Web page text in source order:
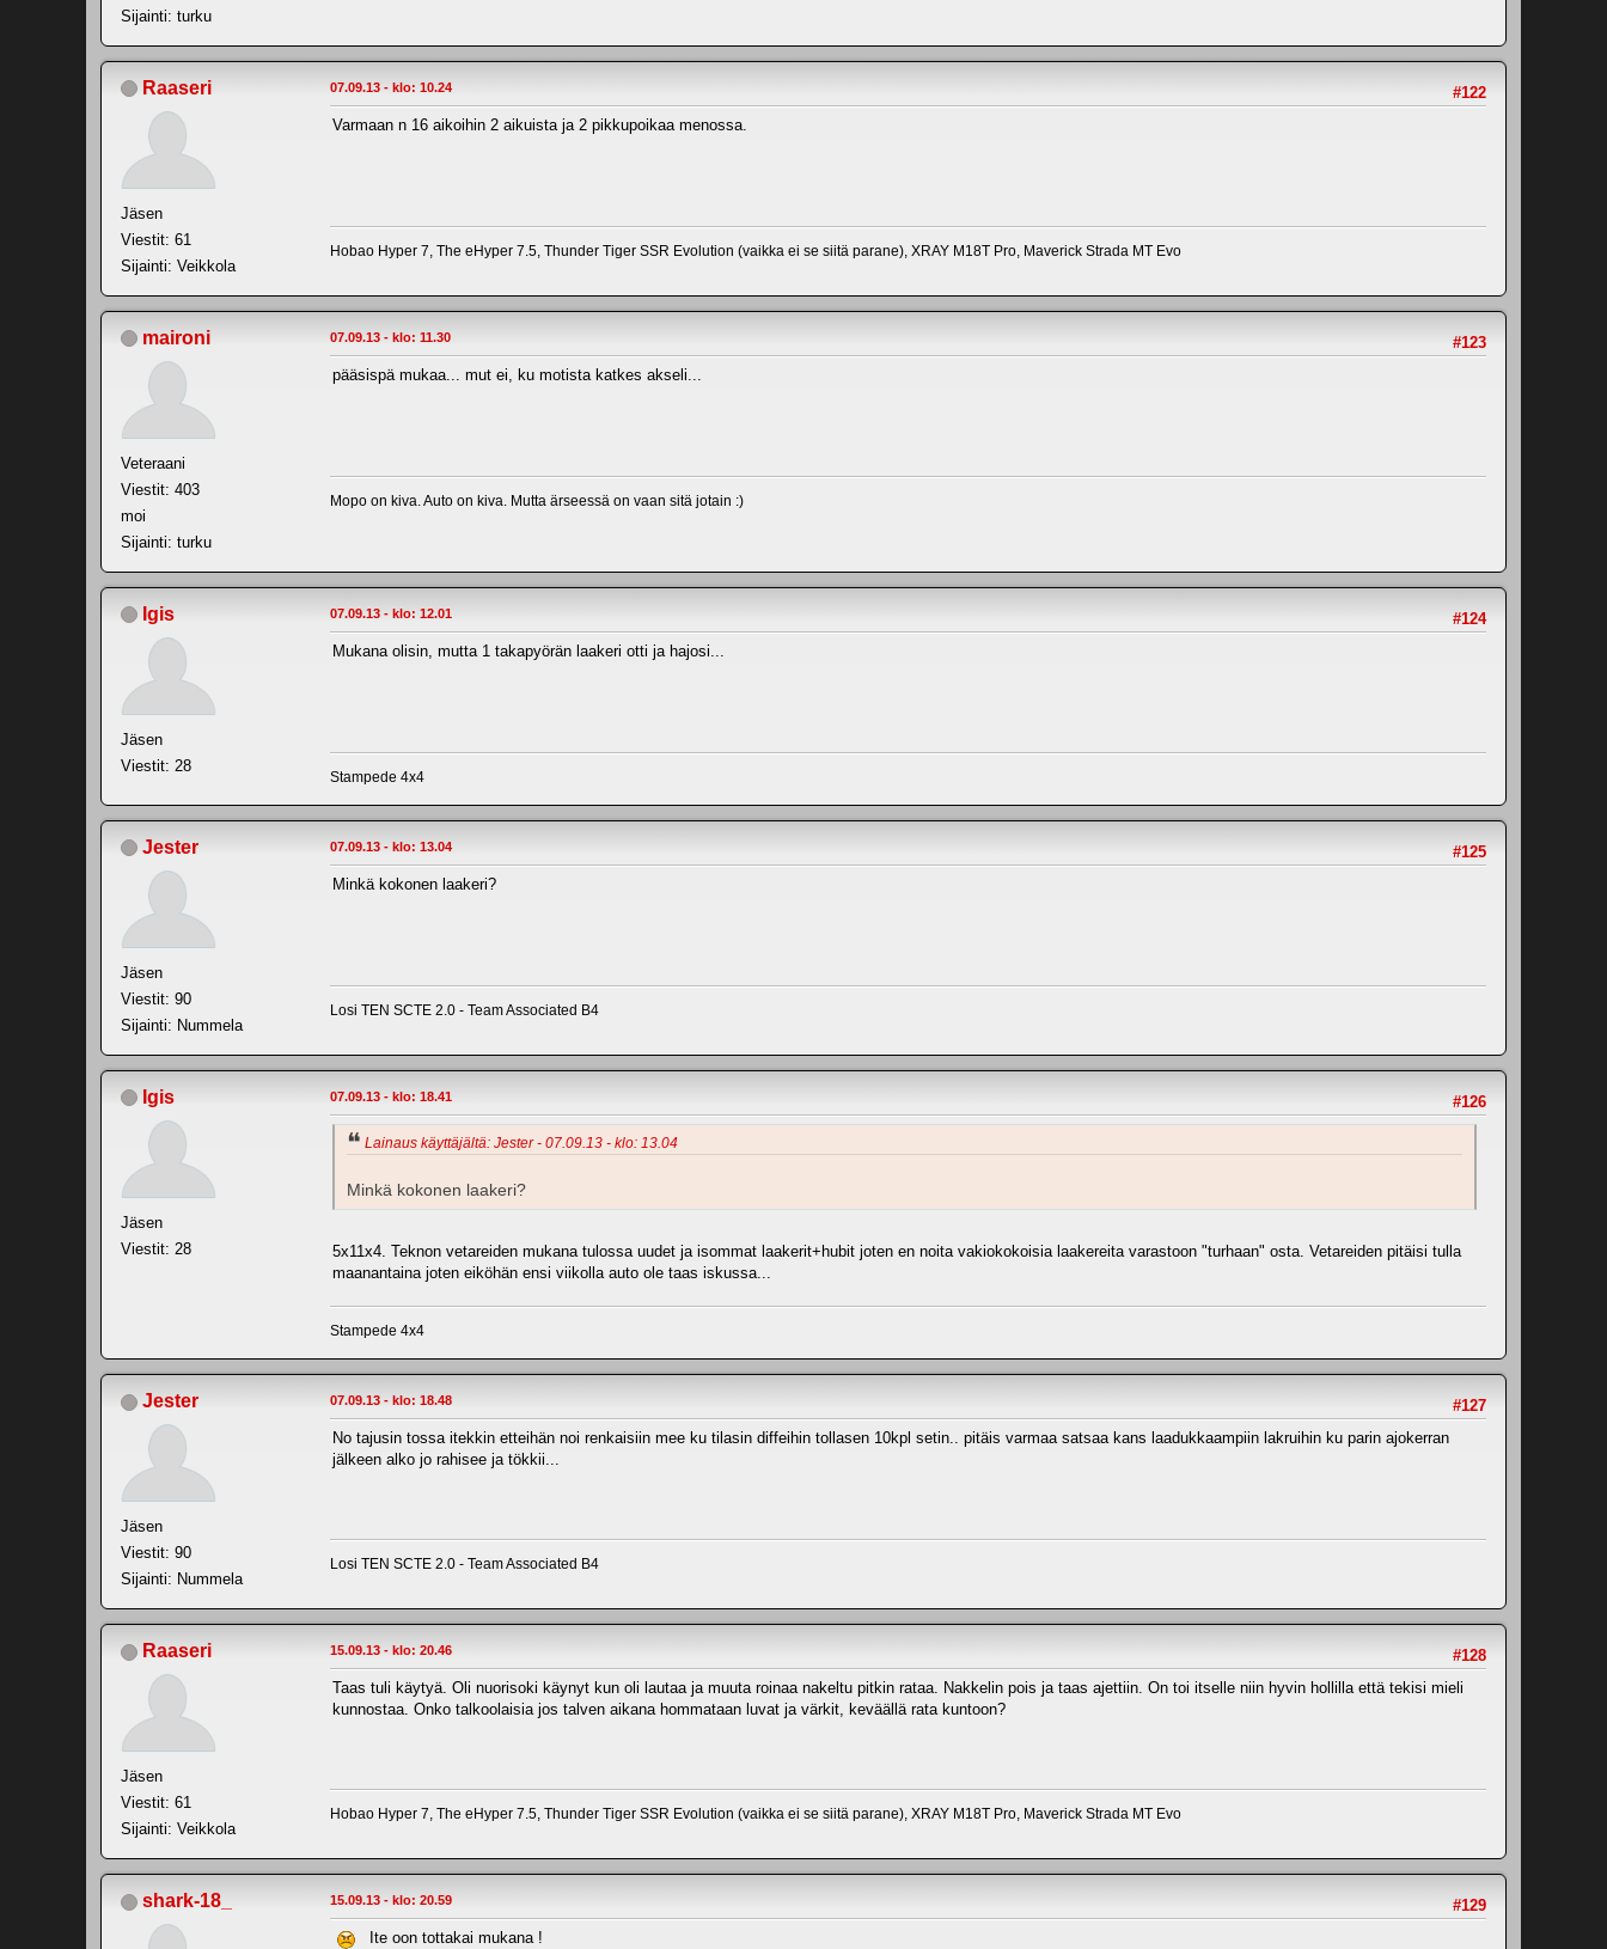
Sijainti: turku
Raaseri
Jäsen
Viestit: 61
Sijainti: Veikkola
#122
07.09.13 - klo: 10.24
Varmaan n 16 aikoihin 2 aikuista ja 2 pikkupoikaa menossa.
Hobao Hyper 7, The eHyper 7.5, Thunder Tiger SSR Evolution (vaikka ei se siitä parane), XRAY M18T Pro, Maverick Strada MT Evo
maironi
Veteraani
Viestit: 403
moi
Sijainti: turku
#123
07.09.13 - klo: 11.30
pääsispä mukaa... mut ei, ku motista katkes akseli...
Mopo on kiva. Auto on kiva. Mutta ärseessä on vaan sitä jotain :)
Igis
Jäsen
Viestit: 28
#124
07.09.13 - klo: 12.01
Mukana olisin, mutta 1 takapyörän laakeri otti ja hajosi...
Stampede 4x4
Jester
Jäsen
Viestit: 90
Sijainti: Nummela
#125
07.09.13 - klo: 13.04
Minkä kokonen laakeri?
Losi TEN SCTE 2.0 - Team Associated B4
Igis
Jäsen
Viestit: 28
#126
07.09.13 - klo: 18.41
Lainaus käyttäjältä: Jester - 07.09.13 - klo: 13.04
Minkä kokonen laakeri?
5x11x4. Teknon vetareiden mukana tulossa uudet ja isommat laakerit+hubit joten en noita vakiokokoisia laakereita varastoon "turhaan" osta. Vetareiden pitäisi tulla
maanantaina joten eiköhän ensi viikolla auto ole taas iskussa...
Stampede 4x4
Jester
Jäsen
Viestit: 90
Sijainti: Nummela
#127
07.09.13 - klo: 18.48
No tajusin tossa itekkin etteihän noi renkaisiin mee ku tilasin diffeihin tollasen 10kpl setin.. pitäis varmaa satsaa kans laadukkaampiin lakruihin ku parin ajokerran
jälkeen alko jo rahisee ja tökkii...
Losi TEN SCTE 2.0 - Team Associated B4
Raaseri
Jäsen
Viestit: 61
Sijainti: Veikkola
#128
15.09.13 - klo: 20.46
Taas tuli käytyä. Oli nuorisoki käynyt kun oli lautaa ja muuta roinaa nakeltu pitkin rataa. Nakkelin pois ja taas ajettiin. On toi itselle niin hyvin hollilla että tekisi mieli
kunnostaa. Onko talkoolaisia jos talven aikana hommataan luvat ja värkit, keväällä rata kuntoon?
Hobao Hyper 7, The eHyper 7.5, Thunder Tiger SSR Evolution (vaikka ei se siitä parane), XRAY M18T Pro, Maverick Strada MT Evo
shark-18_ #129
15.09.13 - klo: 20.59
Ite oon tottakai mukana !